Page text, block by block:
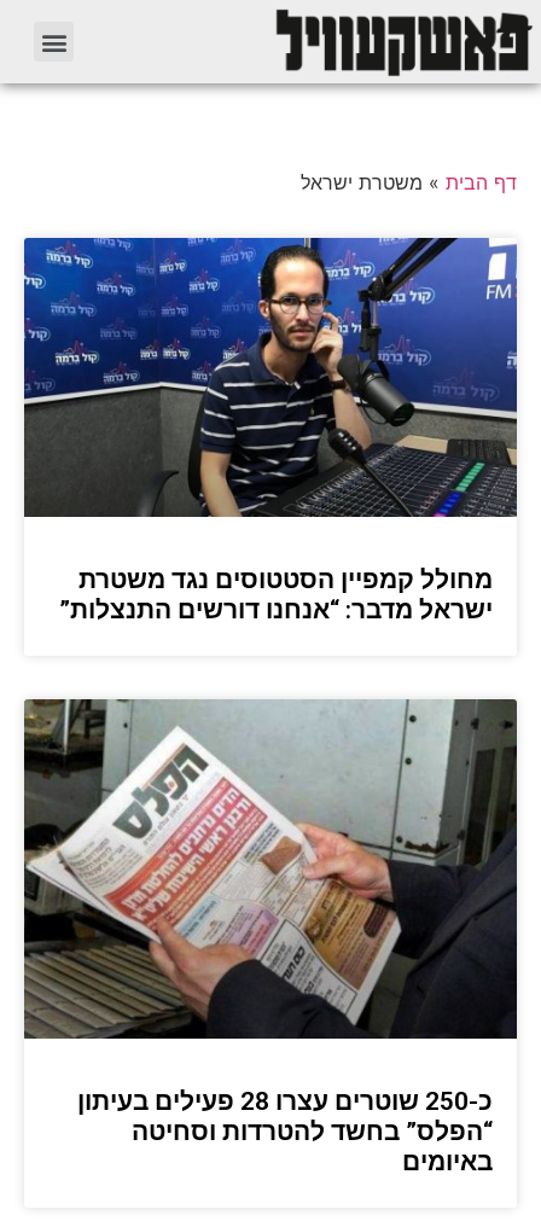
דף הבית » משטרת ישראל
מחולל קמפיין הסטטוסים נגד משטרת
ישראל מדבר: “אנחנו דורשים התנצלות”
כ-250 שוטרים עצרו 28 פעילים בעיתון
“הפלס” בחשד להטרדות וסחיטה
באיומים